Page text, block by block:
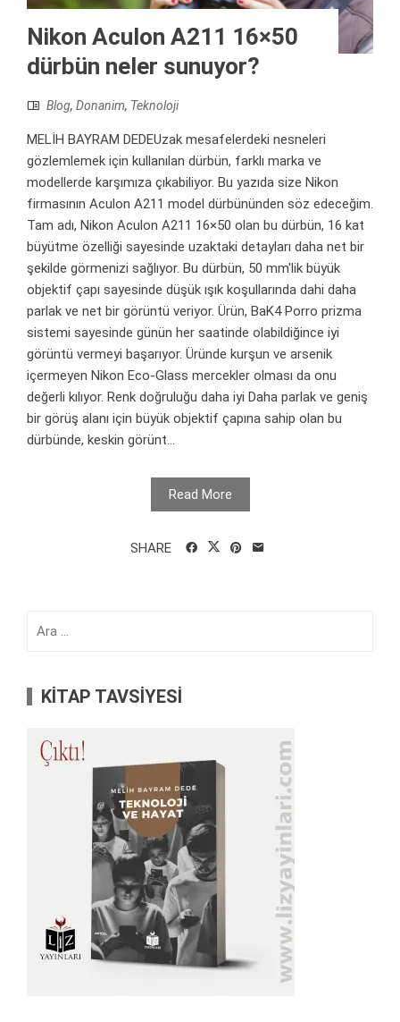
Nikon Aculon A211 16×50
dürbün neler sunuyor?
Blog, Donanim, Teknoloji
MELİH BAYRAM DEDEUzak mesafelerdeki nesneleri
gözlemlemek için kullanılan dürbün, farklı marka ve
modellerde karşımıza çıkabiliyor. Bu yazıda size Nikon
firmasının Aculon A211 model dürbününden söz edeceğim.
Tam adı, Nikon Aculon A211 16×50 olan bu dürbün, 16 kat
büyütme özelliği sayesinde uzaktaki detayları daha net bir
şekilde görmenizi sağlıyor. Bu dürbün, 50 mm'lik büyük
objektif çapı sayesinde düşük ışık koşullarında dahi daha
parlak ve net bir görüntü veriyor. Ürün, BaK4 Porro prizma
sistemi sayesinde günün her saatinde olabildiğince iyi
görüntü vermeyi başarıyor. Üründe kurşun ve arsenik
içermeyen Nikon Eco-Glass mercekler olması da onu
değerli kılıyor. Renk doğruluğu daha iyi Daha parlak ve geniş
bir görüş alanı için büyük objektif çapına sahip olan bu
dürbünde, keskin görünt...
Read More
SHARE
KİTAP TAVSİYESİ